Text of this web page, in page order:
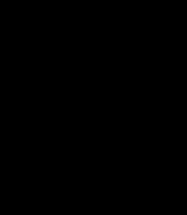
3300 DE